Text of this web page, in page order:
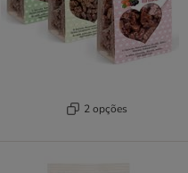
2 opções